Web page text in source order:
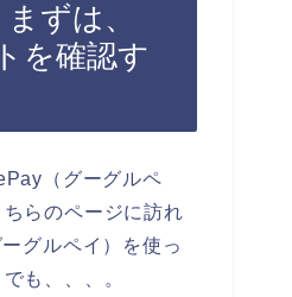
ずは、
を確認す
（グーグルペ
らのページに訪れ
グルペイ）を使っ
も、、、。